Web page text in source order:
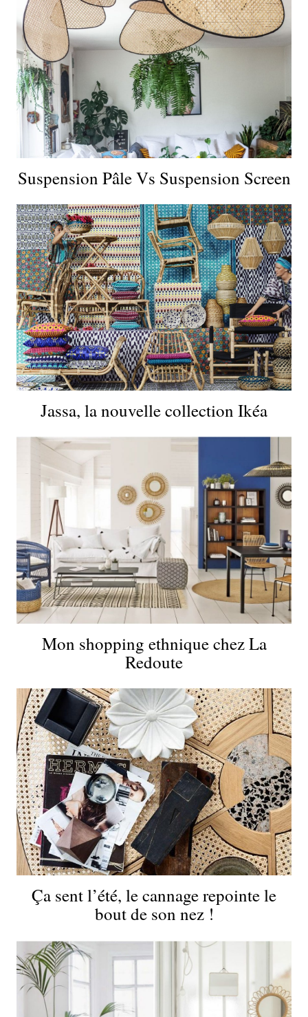
Suspension Pâle Vs Suspension Screen
Jassa, la nouvelle collection Ikéa
Mon shopping ethnique chez La
Redoute
Ça sent l’été, le cannage repointe le
bout de son nez !